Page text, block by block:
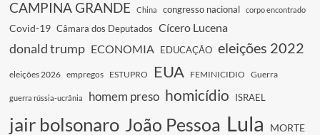
CAMPINA GRANDE China congresso nacional corpo encontrado
Covid-19 Câmara dos Deputados Cícero Lucena
donald trump ECONOMIA EDUCAÇÃO eleições 2022
eleições 2026 empregos ESTUPRO EUA FEMINICIDIO Guerra
guerra rússia-ucrânia homem preso homicídio ISRAEL
jair bolsonaro João Pessoa Lula MORTE